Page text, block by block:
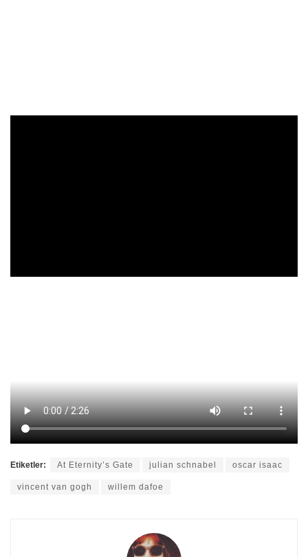
Etiketler: At Eternity’s Gate julian schnabel oscar isaac
vincent van gogh willem dafoe